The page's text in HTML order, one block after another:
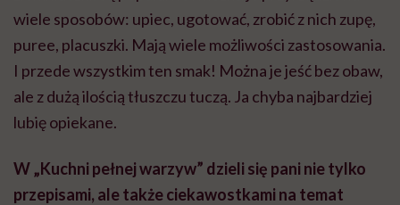
wiele sposobów: upiec, ugotować, zrobić z nich zupę,
puree, placuszki. Mają wiele możliwości zastosowania.
I przede wszystkim ten smak! Można je jeść bez obaw,
ale z dużą ilością tłuszczu tuczą. Ja chyba najbardziej
lubię opiekane.
W „Kuchni pełnej warzyw” dzieli się pani nie tylko
przepisami, ale także ciekawostkami na temat